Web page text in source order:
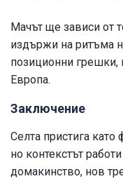
Мачът ще зависи от
издържи на ритъма
позиционни грешки,
Европа.
Заключение
Селта пристига
но контекстът
домакинство, нов